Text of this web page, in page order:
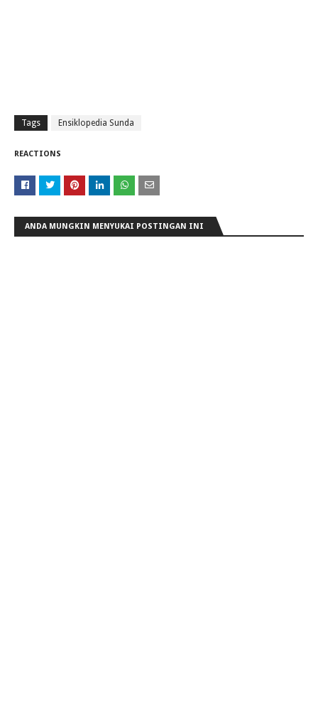
Tags Ensiklopedia Sunda
REACTIONS
ANDA MUNGKIN MENYUKAI POSTINGAN INI